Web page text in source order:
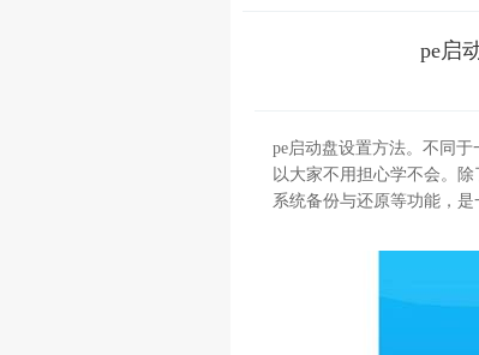
pe启
pe启动盘设置方法。不同
以大家不用担心学不会。
系统备份与还原等功能，是